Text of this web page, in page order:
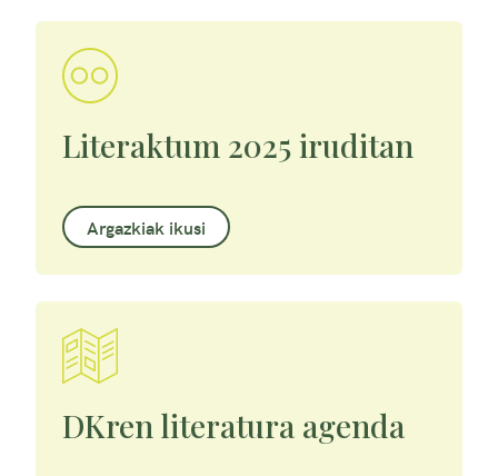
Literaktum 2025 iruditan
Argazkiak ikusi
DKren literatura agenda